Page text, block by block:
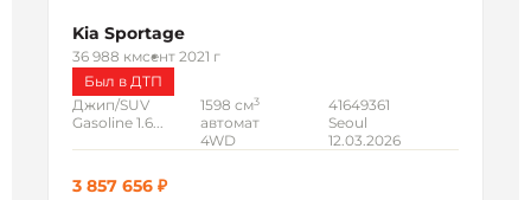
Kia Sportage
36 988 кмсент 2021 г
Был в ДТП
Джип/SUV
Gasoline 1.6...
1598 см3
автомат
4WD
41649361
Seoul
12.03.2026
3 857 656 ₽